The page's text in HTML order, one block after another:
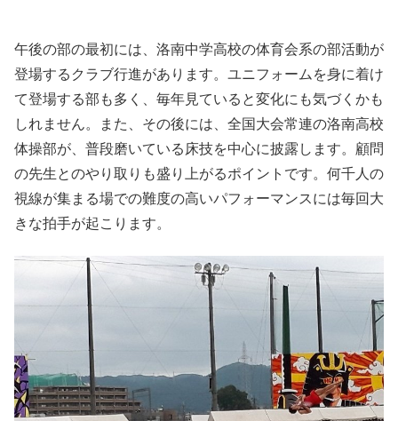
午後の部の最初には、洛南中学高校の体育会系の部活動が
登場するクラブ行進があります。ユニフォームを身に着け
て登場する部も多く、毎年見ていると変化にも気づくかも
しれません。また、その後には、全国大会常連の洛南高校
体操部が、普段磨いている床技を中心に披露します。顧問
の先生とのやり取りも盛り上がるポイントです。何千人の
視線が集まる場での難度の高いパフォーマンスには毎回大
きな拍手が起こります。